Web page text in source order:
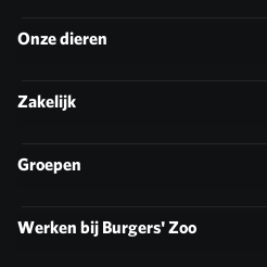
Onze dieren
Zakelijk
Groepen
Werken bij Burgers' Zoo